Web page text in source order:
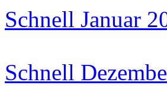
Schnell Januar
Schnell